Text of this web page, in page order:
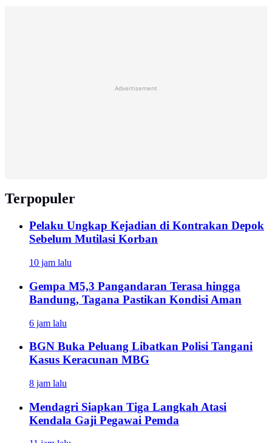
Advertisement
Terpopuler
Pelaku Ungkap Kejadian di Kontrakan Depok
Sebelum Mutilasi Korban
10 jam lalu
Gempa M5,3 Pangandaran Terasa hingga
Bandung, Tagana Pastikan Kondisi Aman
6 jam lalu
BGN Buka Peluang Libatkan Polisi Tangani
Kasus Keracunan MBG
8 jam lalu
Mendagri Siapkan Tiga Langkah Atasi
Kendala Gaji Pegawai Pemda